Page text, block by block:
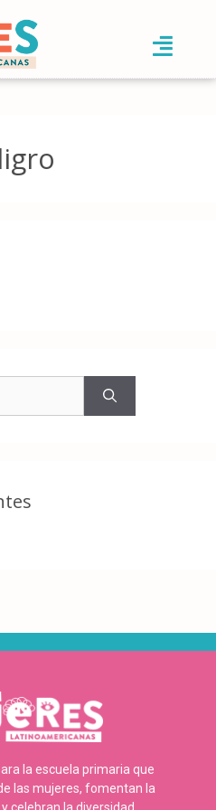
la escuela primaria que
las mujeres, fomentan la
celebran la diversidad.